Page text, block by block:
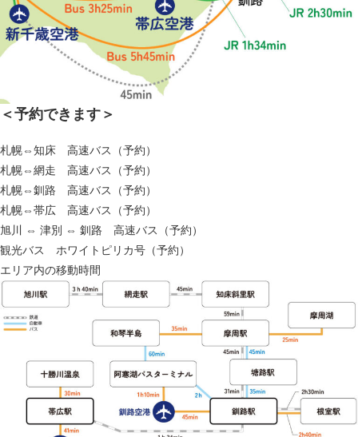
＜予約できます＞
札幌⇔知床 高速バス（予約）
札幌⇔網走 高速バス（予約）
札幌⇔釧路 高速バス（予約）
札幌⇔帯広 高速バス（予約）
旭川 ⇔ 津別 ⇔ 釧路 高速バス（予約）
観光バス ホワイトピリカ号（予約）
エリア内の移動時間